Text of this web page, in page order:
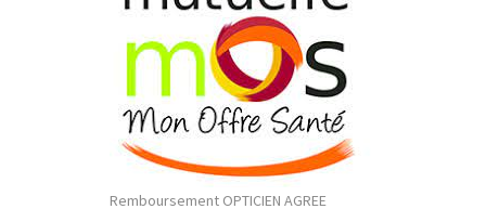
Remboursement OPTICIEN AGREE